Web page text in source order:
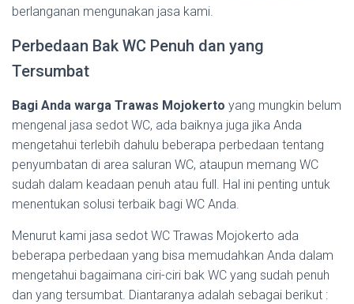
berlanganan mengunakan jasa kami.
Perbedaan Bak WC Penuh dan yang
Tersumbat
Bagi Anda warga Trawas Mojokerto yang mungkin belum
mengenal jasa sedot WC, ada baiknya juga jika Anda
mengetahui terlebih dahulu beberapa perbedaan tentang
penyumbatan di area saluran WC, ataupun memang WC
sudah dalam keadaan penuh atau full. Hal ini penting untuk
menentukan solusi terbaik bagi WC Anda.
Menurut kami jasa sedot WC Trawas Mojokerto ada
beberapa perbedaan yang bisa memudahkan Anda dalam
mengetahui bagaimana ciri-ciri bak WC yang sudah penuh
dan yang tersumbat. Diantaranya adalah sebagai berikut :